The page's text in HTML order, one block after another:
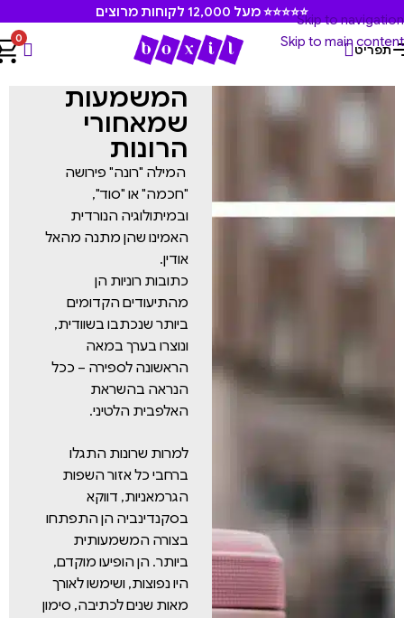
Skip to navigation
Skip to main content
⭐⭐⭐⭐⭐ מעל 12,000 לקוחות מרוצים
תפריט
0
המשמעות
שמאחורי
הרונות
המילה "רונה" פירושה
"חכמה" או "סוד",
ובמיתולוגיה הנורדית
האמינו שהן מתנה מהאל
אודין.
כתובות רוניות הן
מהתיעודים הקדומים
ביותר שנכתבו בשוודית,
ונוצרו בערך במאה
הראשונה לספירה – ככל
הנראה בהשראת
האלפבית הלטיני.
למרות שרונות התגלו
ברחבי כל אזור השפות
הגרמאניות, דווקא
בסקנדינביה הן התפתחו
בצורה המשמעותית
ביותר. הן הופיעו מוקדם,
היו נפוצות, ושימשו לאורך
מאות שנים לכתיבה, סימון